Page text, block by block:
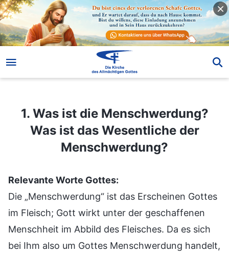
1. Was ist die Menschwerdung?
Was ist das Wesentliche der
Menschwerdung?
Relevante Worte Gottes:
Die „Menschwerdung“ ist das Erscheinen Gottes
im Fleisch; Gott wirkt unter der geschaffenen
Menschheit im Abbild des Fleisches. Da es sich
bei Ihm also um Gottes Menschwerdung handelt,